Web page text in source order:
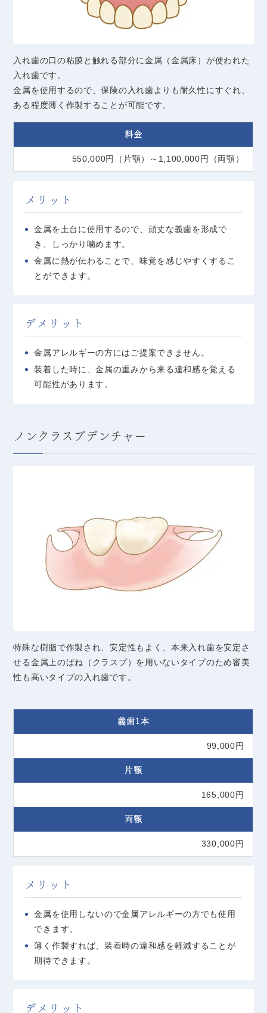
入れ歯の口の粘膜と触れる部分に金属（金属床）が使われた
入れ歯です。
金属を使用するので、保険の入れ歯よりも耐久性にすぐれ、
ある程度薄く作製することが可能です。
料金
550,000円（片顎）～1,100,000円（両顎）
メリット
金属を土台に使用するので、頑丈な義歯を形成で
き、しっかり噛めます。
金属に熱が伝わることで、味覚を感じやすくするこ
とができます。
デメリット
金属アレルギーの方にはご提案できません。
装着した時に、金属の重みから来る違和感を覚える
可能性があります。
ノンクラスプデンチャー
特殊な樹脂で作製され、安定性もよく、本来入れ歯を安定さ
せる金属上のばね（クラスプ）を用いないタイプのため審美
性も高いタイプの入れ歯です。
義歯1本
99,000円
片顎
165,000円
両顎
330,000円
メリット
金属を使用しないので金属アレルギーの方でも使用
できます。
薄く作製すれば、装着時の違和感を軽減することが
期待できます。
デメリット